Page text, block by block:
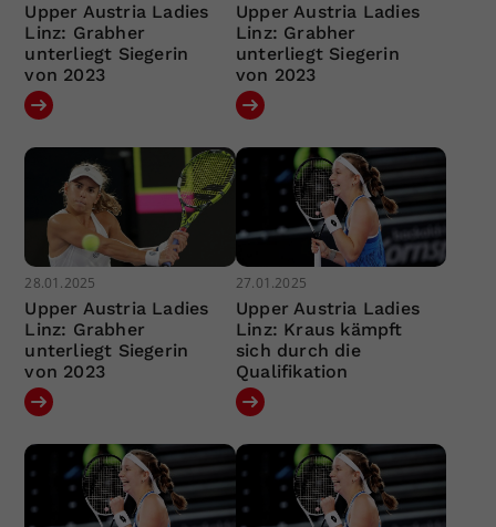
Upper Austria Ladies
Linz: Grabher
unterliegt Siegerin
von 2023
Upper Austria Ladies
Linz: Grabher
unterliegt Siegerin
von 2023
28.01.2025
Upper Austria Ladies
Linz: Grabher
unterliegt Siegerin
von 2023
27.01.2025
Upper Austria Ladies
Linz: Kraus kämpft
sich durch die
Qualifikation